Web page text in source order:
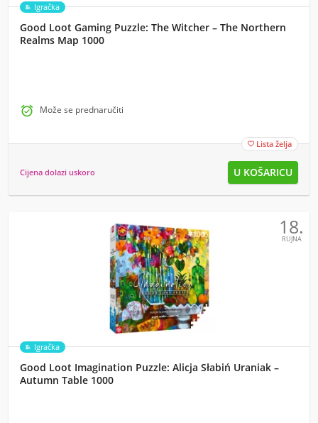
Igračka
Good Loot Gaming Puzzle: The Witcher – The Northern
Realms Map 1000
 Može se prednaručiti
 Lista želja
Cijena dolazi uskoro
18.
RUJNA
Igračka
Good Loot Imagination Puzzle: Alicja Słabiń Uraniak –
Autumn Table 1000